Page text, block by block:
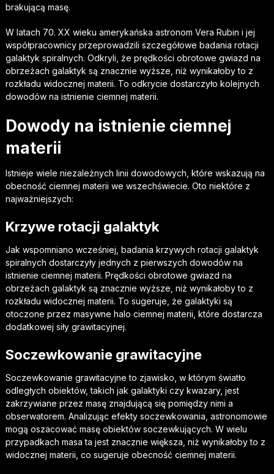
brakującą masę.
W latach 70. XX wieku amerykańska astronom Vera Rubin i jej
współpracownicy przeprowadzili szczegółowe badania rotacji
galaktyk spiralnych. Odkryli, że prędkości obrotowe gwiazd na
obrzeżach galaktyk są znacznie wyższe, niż wynikałoby to z
rozkładu widocznej materii. To odkrycie dostarczyło kolejnych
dowodów na istnienie ciemnej materii.
Dowody na istnienie ciemnej
materii
Istnieje wiele niezależnych linii dowodowych, które wskazują na
obecność ciemnej materii we wszechświecie. Oto niektóre z
najważniejszych:
Krzywe rotacji galaktyk
Jak wspomniano wcześniej, badania krzywych rotacji galaktyk
spiralnych dostarczyły jednych z pierwszych dowodów na
istnienie ciemnej materii. Prędkości obrotowe gwiazd na
obrzeżach galaktyk są znacznie wyższe, niż wynikałoby to z
rozkładu widocznej materii. To sugeruje, że galaktyki są
otoczone przez masywne halo ciemnej materii, które dostarcza
dodatkowej siły grawitacyjnej.
Soczewkowanie grawitacyjne
Soczewkowanie grawitacyjne to zjawisko, w którym światło
odległych obiektów, takich jak galaktyki czy kwazary, jest
zakrzywiane przez masę znajdującą się pomiędzy nimi a
obserwatorem. Analizując efekty soczewkowania, astronomowie
mogą oszacować masę obiektów soczewkujących. W wielu
przypadkach masa ta jest znacznie większa, niż wynikałoby to z
widocznej materii, co sugeruje obecność ciemnej materii.